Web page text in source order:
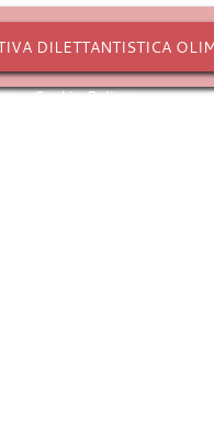
GLI
DA
DILETTANTISTICA
-Cookie Policy